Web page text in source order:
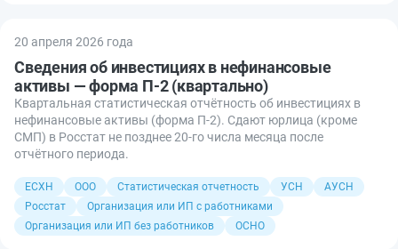
20 апреля 2026 года
Сведения об инвестициях в нефинансовые
активы — форма П-2 (квартально)
Квартальная статистическая отчётность об инвестициях в
нефинансовые активы (форма П-2). Сдают юрлица (кроме
СМП) в Росстат не позднее 20-го числа месяца после
отчётного периода.
ЕСХН ООО Статистическая отчетность УСН
АУСН
Росстат
Организация или ИП с работниками
Организация или ИП без работников
ОСНО